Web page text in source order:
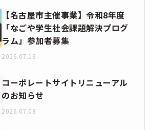
【名古屋市主催事業】令和8年度
「なごや学生社会課題解決プログ
ラム」参加者募集
2026.07.16
コーポレートサイトリニューアル
のお知らせ
2026.07.08